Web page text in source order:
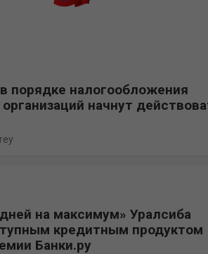
порядке налогообложения
начнут
на максимум» Уралсиба
кредитным продуктом
Банки.ру